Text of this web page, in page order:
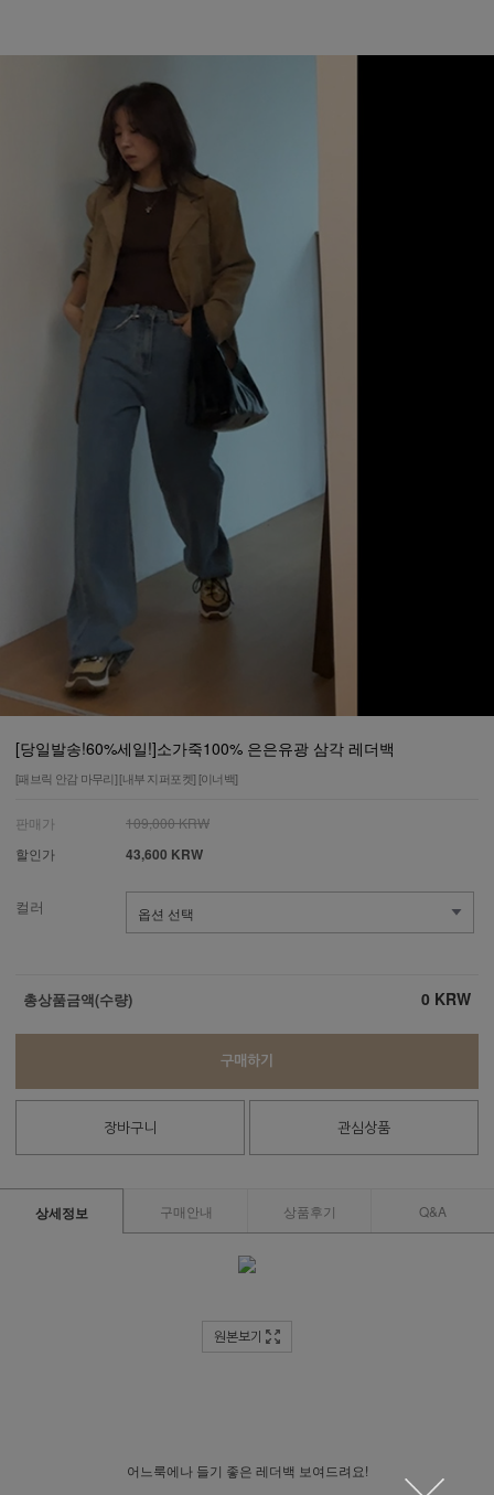
[당일발송!60%세일!]소가죽100% 은은유광 삼각 레더백
[패브릭 안감 마무리] [내부 지퍼포켓] [이너백]
판매가
109,000 KRW
할인가
43,600 KRW
컬러
총상품금액(수량) 0 KRW
구매하기
장바구니 관심상품
상세정보 구매안내 상품후기 Q&A
원본보기
어느룩에나 들기 좋은 레더백 보여드려요!